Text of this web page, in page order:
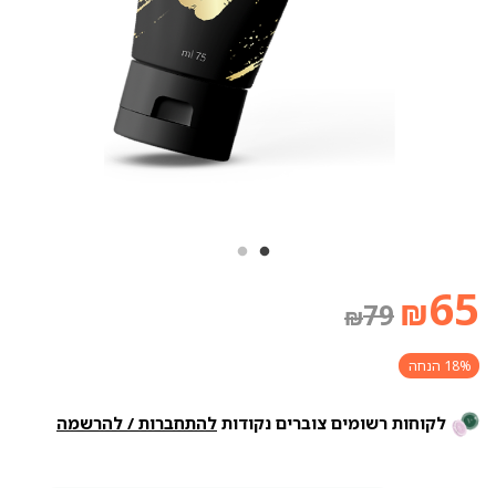
₪79
המחיר
המקורי
היה:
₪65
המחיר
הנוכחי
הוא:
18% הנחה
לקוחות רשומים צוברים נקודות להתחברות / להרשמה